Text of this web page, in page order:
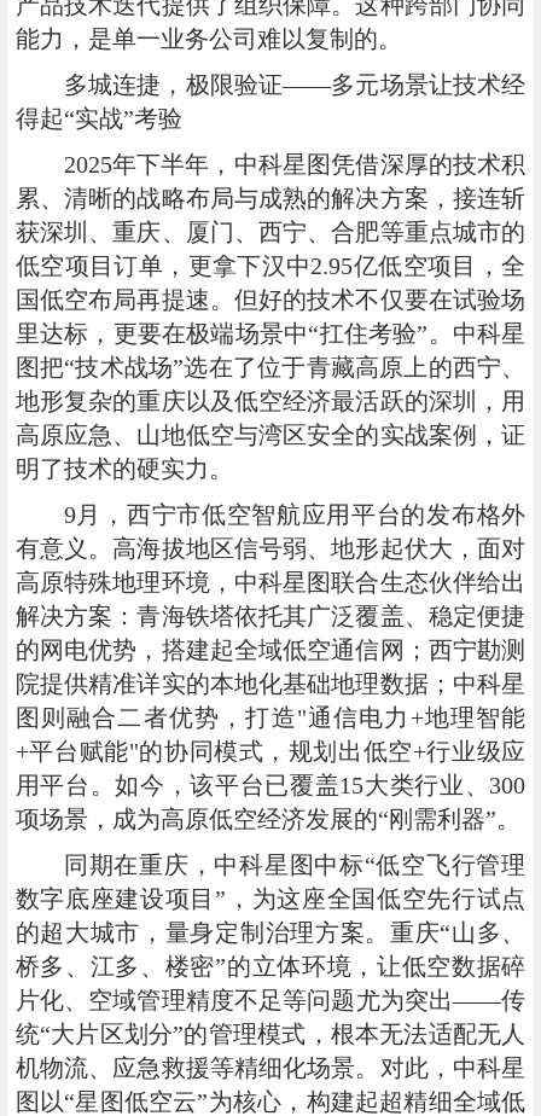
能力，是单一业务公司难以复制的。
多城连捷 ， 极限验证——多元场景让技术经
得起“实战”考验
2025年下半年，中科星图凭借深厚的技术积
累、清晰的战略布局与成熟的解决方案，接连斩
获深圳、重庆、厦门、西宁、合肥等重点城市的
低空项目订单，更拿下汉中2.95亿低空项目，全
国低空布局再提速。但好的技术不仅要在试验场
里达标，更要在极端场景中“扛住考验”。中科星
图把“技术战场”选在了位于青藏高原上的西宁、
地形复杂的重庆以及低空经济最活跃的深圳，用
高原应急、山地低空与湾区安全的实战案例，证
明了技术的硬实力。
9月， 西宁市低空智航应用平台的发布格外
有意义。高海拔地区信号弱、地形起伏大，面对
高原特殊地理环境，中科星图联合生态伙伴给出
解决方案：青海铁塔依托其广泛覆盖、稳定便捷
的网电优势，搭建起全域低空通信网；西宁勘测
院提供精准详实的本地化基础地理数据；中科星
图则融合二者优势，打造"通信电力+地理智能
+平台赋能"的协同模式，规划出低空+行业级应
用平台。如今，该平台已覆盖15大类行业、300
项场景，成为高原低空经济发展的“刚需利器”。
同期在重庆，中科星图中标“低空飞行管理
数字底座建设项目”，为这座全国低空先行试点
的超大城市，量身定制治理方案。重庆“山多、
桥多、江多、楼密”的立体环境，让低空数据碎
片化、空域管理精度不足等问题尤为突出——传
统“大片区划分”的管理模式，根本无法适配无人
机物流、应急救援等精细化场景。对此，中科星
图以“星图低空云”为核心，构建起超精细全域低